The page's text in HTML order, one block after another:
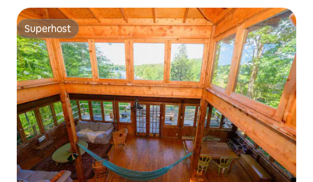
Superhost
Superhost